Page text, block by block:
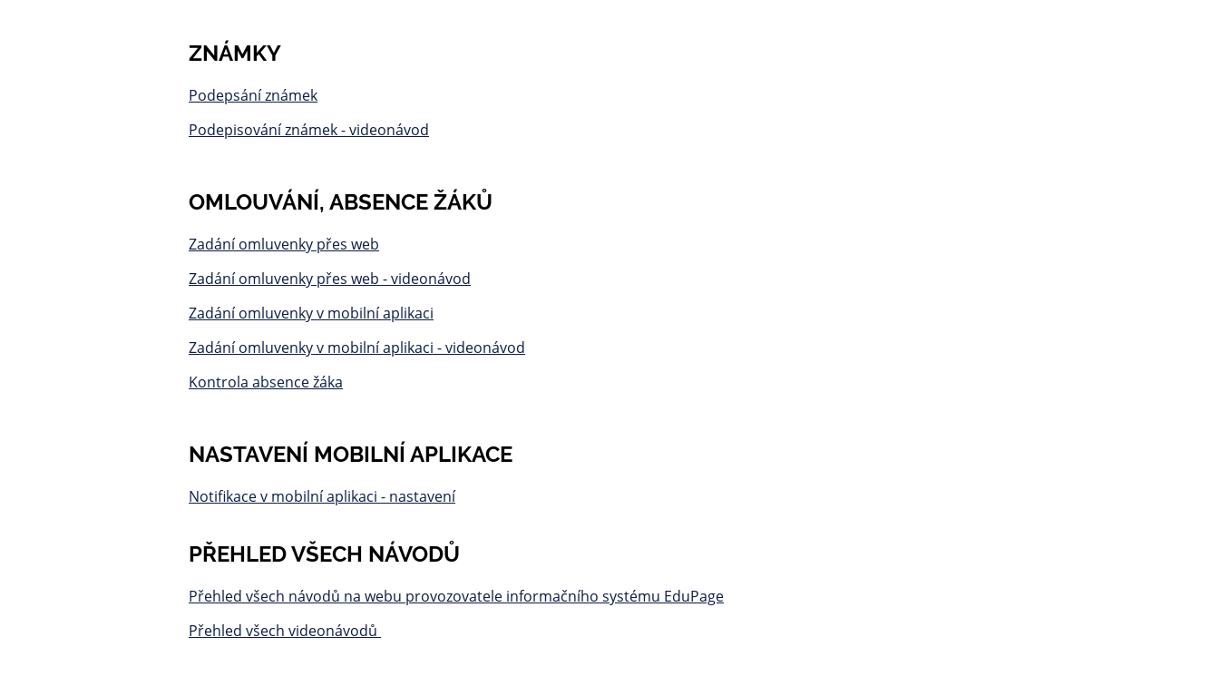
ZNÁMKY
Podepsání známek
Podepisování známek - videonávod
OMLOUVÁNÍ, ABSENCE ŽÁKŮ
Zadání omluvenky přes web
Zadání omluvenky přes web - videonávod
Zadání omluvenky v mobilní aplikaci
Zadání omluvenky v mobilní aplikaci - videonávod
Kontrola absence žáka
NASTAVENÍ MOBILNÍ APLIKACE
Notifikace v mobilní aplikaci - nastavení
PŘEHLED VŠECH NÁVODŮ
Přehled všech návodů na webu provozovatele informačního systému EduPage
Přehled všech videonávodů